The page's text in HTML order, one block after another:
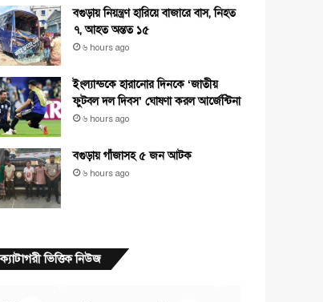
বগুড়ায় নিয়ন্ত্রণ হারিয়ে বাজারে বাস, নিহত
৭, আহত অন্তত ১৫
৬ hours ago
ইংল্যান্ডকে হারানোর দিনকে ‘জাতীয়
ফুটবল দল দিবস’ ঘোষণা করল আর্জেন্টিনা
৬ hours ago
বগুড়ায় গাঁজাসহ ৫ জন আটক
৬ hours ago
ক্যাটাগরী ভিত্তিক নিউজ